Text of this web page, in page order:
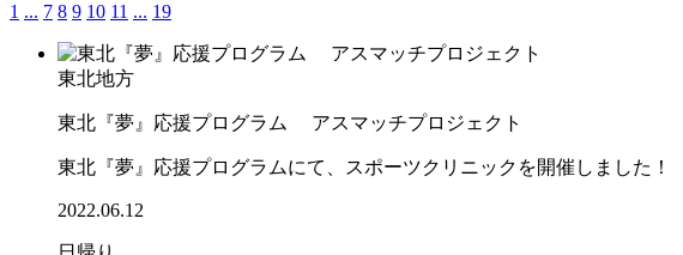
1 ... 7 8 9 10 11 ... 19
東北地方
東北『夢』応援プログラム アスマッチプロジェクト
東北『夢』応援プログラムにて、スポーツクリニックを開催しました！
2022.06.12